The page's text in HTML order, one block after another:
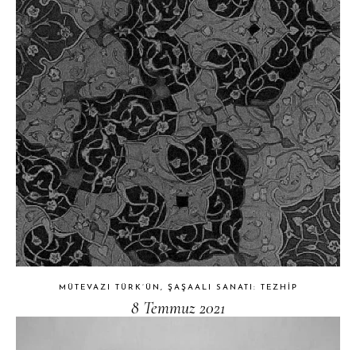
MÜTEVAZI TÜRK’ÜN, ŞAŞAALI SANATI: TEZHIP
8 Temmuz 2021